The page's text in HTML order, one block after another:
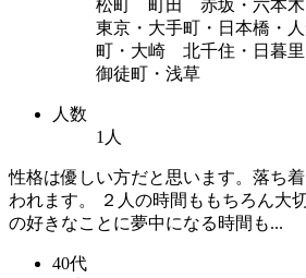
松町 町田 赤坂・六本木
東京・大手町・日本橋・
町・大崎 北千住・日暮
御徒町・浅草
人数
1人
性格は優しい方だと思います。落ち
われます。 ２人の時間ももちろん大
の好きなことに夢中になる時間も...
40代